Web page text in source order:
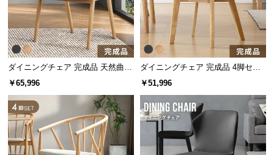
o.,
ダイニングチェア 完成品 天然曲木
4脚セット
￥65,996
ダイニングチェア 完成品 4脚セッ
ト
￥51,996